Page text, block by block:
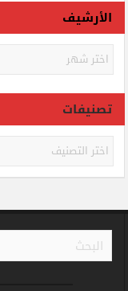
الأرشيف
الأرشيف
تصنيفات
تصنيفات